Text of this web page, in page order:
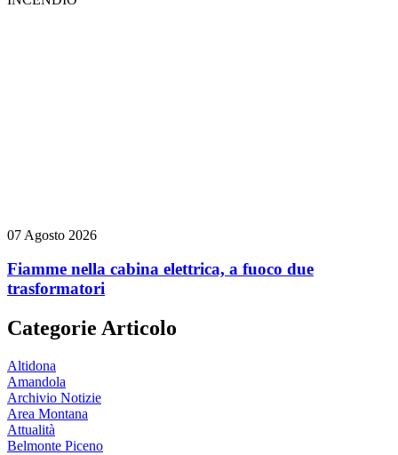
07 Agosto 2026
Fiamme nella cabina elettrica, a fuoco due
trasformatori
Categorie Articolo
Altidona
Amandola
Archivio Notizie
Area Montana
Attualità
Belmonte Piceno